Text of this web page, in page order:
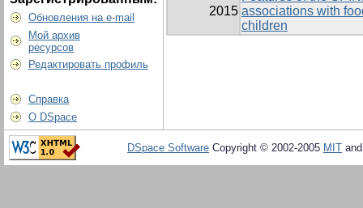
Обновления на e-mail
Мой архив
ресурсов
Редактировать профиль
Справка
О DSpace
2015 associations with
children
DSpace Software Copyright © 2002-2005 MIT